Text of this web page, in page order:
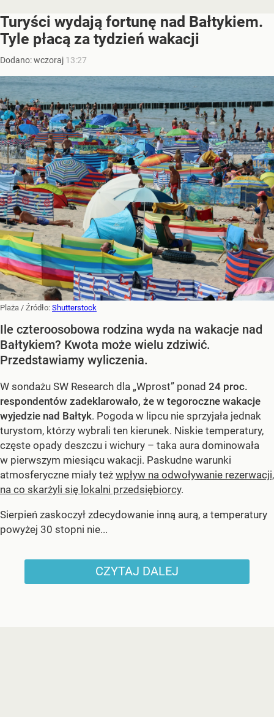
Turyści wydają fortunę nad Bałtykiem.
Tyle płacą za tydzień wakacji
Dodano:wczoraj 13:27
Plaża / Źródło: Shutterstock
Ile czteroosobowa rodzina wyda na wakacje nad
Bałtykiem? Kwota może wielu zdziwić.
Przedstawiamy wyliczenia.
W sondażu SW Research dla „Wprost” ponad 24 proc.
respondentów zadeklarowało, że w tegoroczne wakacje
wyjedzie nad Bałtyk. Pogoda w lipcu nie sprzyjała jednak
turystom, którzy wybrali ten kierunek. Niskie temperatury,
częste opady deszczu i wichury – taka aura dominowała
w pierwszym miesiącu wakacji. Paskudne warunki
atmosferyczne miały też wpływ na odwoływanie rezerwacji,
na co skarżyli się lokalni przedsiębiorcy.
Sierpień zaskoczył zdecydowanie inną aurą, a temperatury
powyżej 30 stopni nie...
CZYTAJ DALEJ